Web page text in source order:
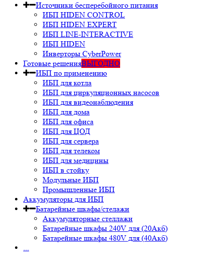
Источники бесперебойного питания
ИБП HIDEN CONTROL
ИБП HIDEN EXPERT
ИБП LINE-INTERACTIVE
ИБП HIDEN
Инверторы CyberPower
Готовые решенияВЫГОДНО
ИБП по применению
ИБП для котла
ИБП для циркуляционных насосов
ИБП для видеонаблюдения
ИБП для дома
ИБП для офиса
ИБП для ЦОД
ИБП для сервера
ИБП для телеком
ИБП для медицины
ИБП в стойку
Модульные ИБП
Промышленные ИБП
Аккумуляторы для ИБП
Батарейные шкафы/стелажи
Аккумуляторные стеллажи
Батарейные шкафы 240V для (20Акб)
Батарейные шкафы 480V для (40Акб)
...